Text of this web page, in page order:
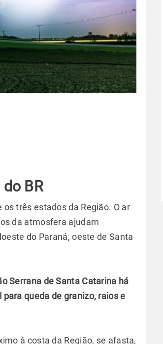
BR
três estados da Região. O ar
da atmosfera ajudam
do Paraná, oeste de Santa
Serrana de Santa Catarina há
queda de granizo, raios e
à costa da Região, se afasta,